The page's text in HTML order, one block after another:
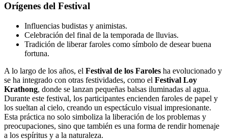
Orígenes del Festival
Influencias budistas y animistas.
Celebración del final de la temporada de lluvias.
Tradición de liberar faroles como símbolo de desear buena
fortuna.
A lo largo de los años, el Festival de los Faroles ha evolucionado y
se ha integrado con otras festividades, como el Festival Loy
Krathong, donde se lanzan pequeñas balsas iluminadas al agua.
Durante este festival, los participantes encienden faroles de papel y
los sueltan al cielo, creando un espectáculo visual impresionante.
Esta práctica no solo simboliza la liberación de los problemas y
preocupaciones, sino que también es una forma de rendir homenaje
a los espíritus y a la naturaleza.